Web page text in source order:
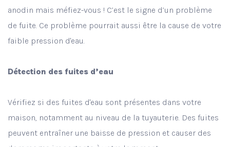
anodin mais méfiez-vous ! C’est le signe d’un problème
de fuite. Ce problème pourrait aussi être la cause de votre
faible pression d'eau.
Détection des fuites d’eau
Vérifiez si des fuites d'eau sont présentes dans votre
maison, notamment au niveau de la tuyauterie. Des fuites
peuvent entraîner une baisse de pression et causer des